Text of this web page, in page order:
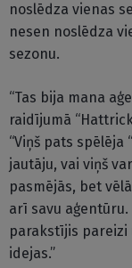
noslēdza vienas
nesen noslēdza
sezonu.
“Tas bija mana
raidījumā
“Viņš pats spēlēja
jautāju, vai viņš
pasmējās, bet
arī savu
parakstījis pareizi
idejas.”